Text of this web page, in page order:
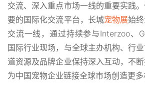
交流、深入重点市场一线的重要实践
要的国际化交流平台，长城宠物展始
交流一线，通过持续参与Interzoo、
国际行业现场，与全球主办机构、行
道资源及品牌企业保持深入互动，不断
为中国宠物企业链接全球市场创造更多